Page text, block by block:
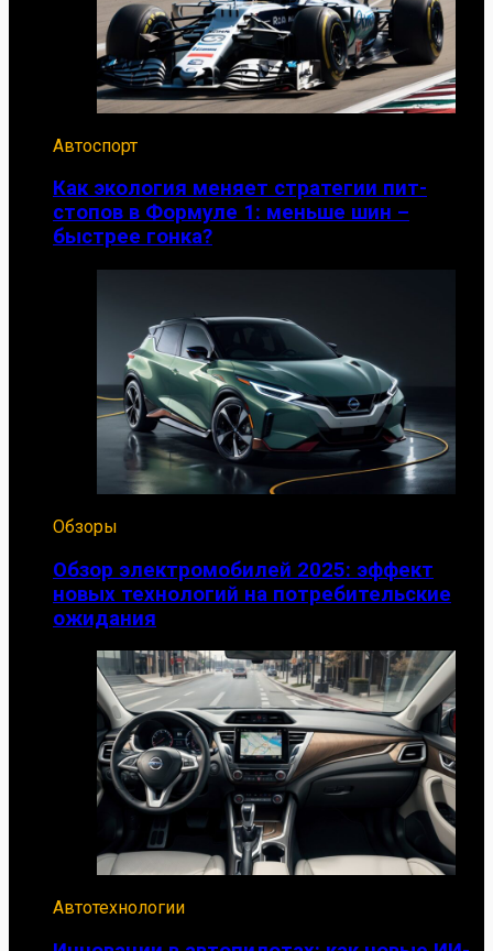
Автоспорт
Как экология меняет стратегии пит-
стопов в Формуле 1: меньше шин –
быстрее гонка?
Обзоры
Обзор электромобилей 2025: эффект
новых технологий на потребительские
ожидания
Автотехнологии